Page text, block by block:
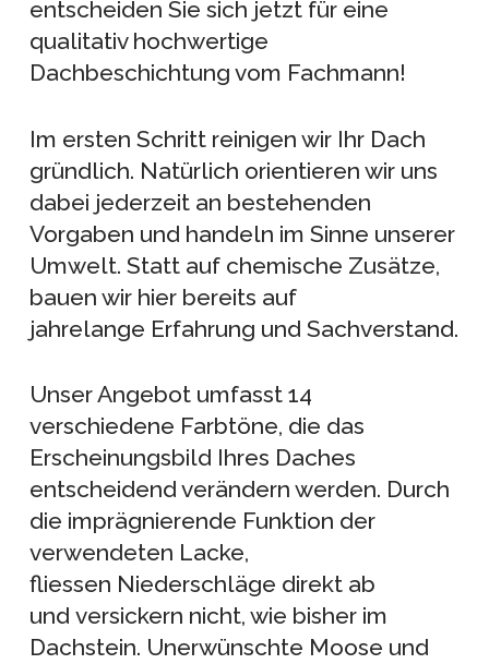
entscheiden Sie sich jetzt für eine
qualitativ hochwertige
Dachbeschichtung vom Fachmann!
Im ersten Schritt reinigen wir Ihr Dach
gründlich. Natürlich orientieren wir uns
dabei jederzeit an bestehenden
Vorgaben und handeln im Sinne unserer
Umwelt. Statt auf chemische Zusätze,
bauen wir hier bereits auf
jahrelange Erfahrung und Sachverstand.
Unser Angebot umfasst 14
verschiedene Farbtöne, die das
Erscheinungsbild Ihres Daches
entscheidend verändern werden. Durch
die imprägnierende Funktion der
verwendeten Lacke,
fliessen Niederschläge direkt ab
und versickern nicht, wie bisher im
Dachstein. Unerwünschte Moose und